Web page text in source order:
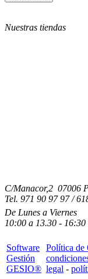
Nuestras tiendas
C/Manacor,2 07006
Tel. 971 90 97 97 /
De Lunes a Viernes
10:00 a 13.30 - 16:30
Software
Gestión
GESIO®
Política de
legal -